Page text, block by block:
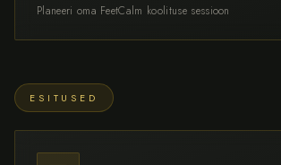
Planeeri oma FeetCalm koolituse sessioon
ESITUSED